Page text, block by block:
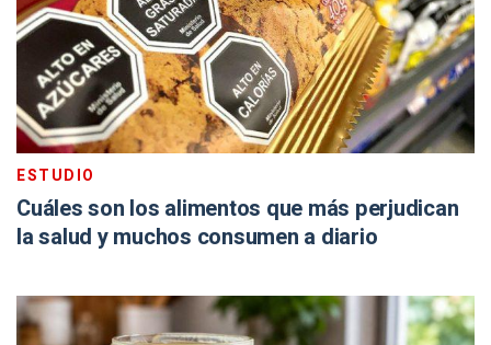
ESTUDIO
Cuáles son los alimentos que más perjudican
la salud y muchos consumen a diario